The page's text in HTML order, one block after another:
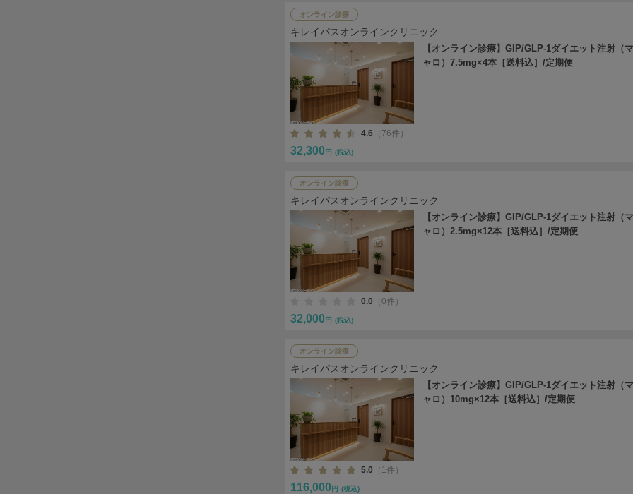
オンライン診療
キレイパスオンラインクリニック
【オンライン診療】GIP/GLP-1ダイエット注射（
ャロ）7.5mg×4本［送料込］/定期便
4.6 （76件）
32,300 円 (税込)
オンライン診療
キレイパスオンラインクリニック
【オンライン診療】GIP/GLP-1ダイエット注射（
ャロ）2.5mg×12本［送料込］/定期便
0.0 （0件）
32,000 円 (税込)
オンライン診療
キレイパスオンラインクリニック
【オンライン診療】GIP/GLP-1ダイエット注射（
ャロ）10mg×12本［送料込］/定期便
5.0 （1件）
116,000 円 (税込)